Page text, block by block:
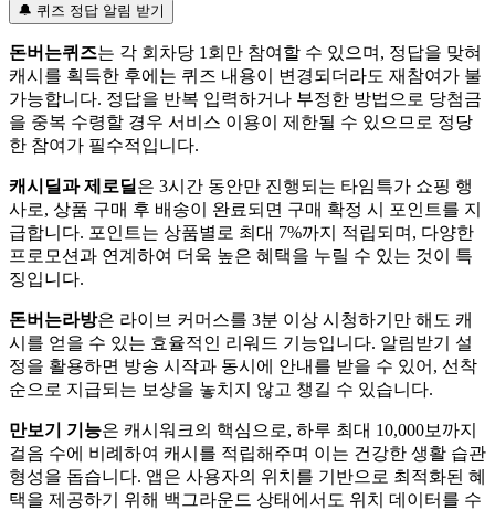
🔔 퀴즈 정답 알림 받기
돈버는퀴즈는 각 회차당 1회만 참여할 수 있으며, 정답을 맞혀
캐시를 획득한 후에는 퀴즈 내용이 변경되더라도 재참여가 불
가능합니다. 정답을 반복 입력하거나 부정한 방법으로 당첨금
을 중복 수령할 경우 서비스 이용이 제한될 수 있으므로 정당
한 참여가 필수적입니다.
캐시딜과 제로딜 은 3시간 동안만 진행되는 타임특가 쇼핑 행
사로, 상품 구매 후 배송이 완료되면 구매 확정 시 포인트를 지
급합니다. 포인트는 상품별로 최대 7%까지 적립되며, 다양한
프로모션과 연계하여 더욱 높은 혜택을 누릴 수 있는 것이 특
징입니다.
돈버는라방은 라이브 커머스를 3분 이상 시청하기만 해도 캐
시를 얻을 수 있는 효율적인 리워드 기능입니다. 알림받기 설
정을 활용하면 방송 시작과 동시에 안내를 받을 수 있어, 선착
순으로 지급되는 보상을 놓치지 않고 챙길 수 있습니다.
만보기 기능은 캐시워크의 핵심으로, 하루 최대 10,000보까지
걸음 수에 비례하여 캐시를 적립해주며 이는 건강한 생활 습관
형성을 돕습니다. 앱은 사용자의 위치를 기반으로 최적화된 혜
택을 제공하기 위해 백그라운드 상태에서도 위치 데이터를 수